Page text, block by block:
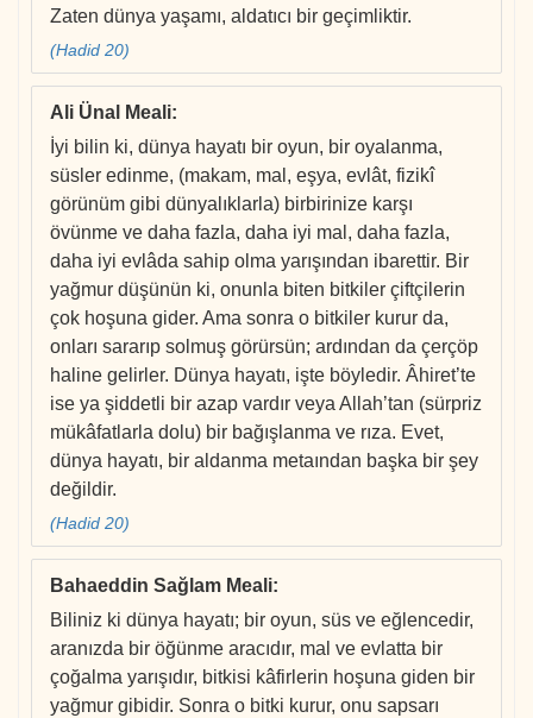
Zaten dünya yaşamı, aldatıcı bir geçimliktir.
(Hadid 20)
Ali Ünal Meali:
İyi bilin ki, dünya hayatı bir oyun, bir oyalanma,
süsler edinme, (makam, mal, eşya, evlât, fizikî
görünüm gibi dünyalıklarla) birbirinize karşı
övünme ve daha fazla, daha iyi mal, daha fazla,
daha iyi evlâda sahip olma yarışından ibarettir. Bir
yağmur düşünün ki, onunla biten bitkiler çiftçilerin
çok hoşuna gider. Ama sonra o bitkiler kurur da,
onları sararıp solmuş görürsün; ardından da çerçöp
haline gelirler. Dünya hayatı, işte böyledir. Âhiret’te
ise ya şiddetli bir azap vardır veya Allah’tan (sürpriz
mükâfatlarla dolu) bir bağışlanma ve rıza. Evet,
dünya hayatı, bir aldanma metaından başka bir şey
değildir.
(Hadid 20)
Bahaeddin Sağlam Meali:
Biliniz ki dünya hayatı; bir oyun, süs ve eğlencedir,
aranızda bir öğünme aracıdır, mal ve evlatta bir
çoğalma yarışıdır, bitkisi kâfirlerin hoşuna giden bir
yağmur gibidir. Sonra o bitki kurur, onu sapsarı